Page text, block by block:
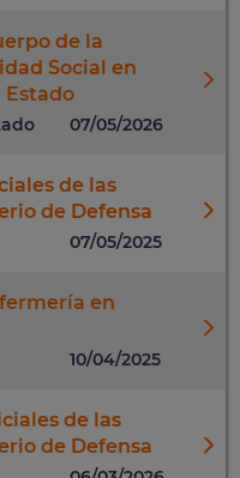
de la
Social en
07/05/2026
de las
de Defensa
07/05/2025
en
10/04/2025
de las
de Defensa